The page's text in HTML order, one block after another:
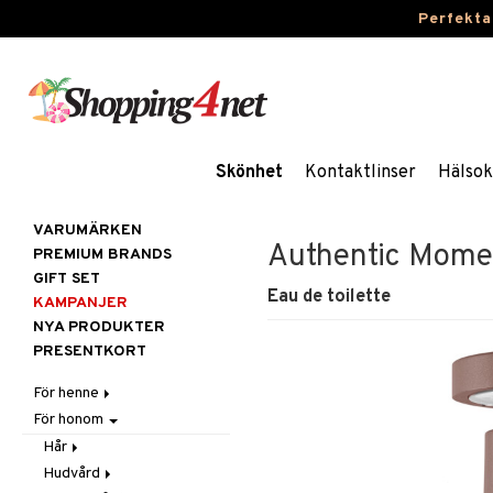
Skönhet Kontaktlinser
Authentic
Eau de toilette
VARUMÄRKEN
PREMIUM BRANDS
GIFT SET
KAMPANJER
NYA PRODUKTER
PRESENTKORT
För henne
Hår
Accessoarer
Balsam
Hudvård
Ansiktscremer
Kosmetika
För honom
Hår
Balsam
Hudvård